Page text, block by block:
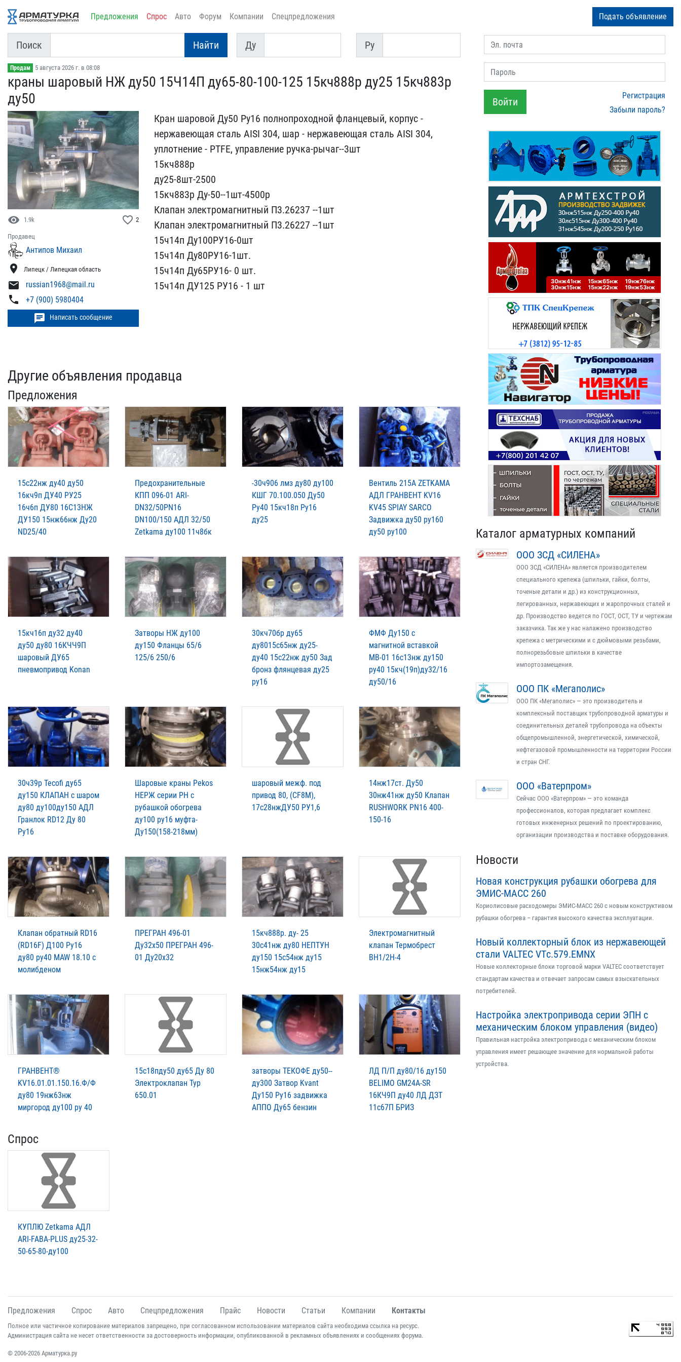
Предложения Спрос Авто Форум Компании Спецпредложения Подать объявление
Поиск Найти
Ду
Ду
Py
Py
Продам 5 августа 2026 г. в 08:08
краны шаровый НЖ ду50 15​Ч14П ду65-80-100-125 1​5кч888р ду25 15кч883р ​
ду50
visibility 1.9k favorite_border 2
Продавец
Антипов Михаил
location_on Липецк / Липецкая область
mail russian1968@mail.ru
phone +7 (900) 5980404
chat Написать сообщение
Кран шаровой Ду50 Ру16 ​полнопроходной фланцевый​, корпус -
нержавеющая с​таль AISI 304, шар - нер​жавеющая сталь AISI 304,​
уплотнение - PTFE, упра​вление ручка-рычаг--3шт
​15кч888р
ду25-8шт-2500
​15кч883р Ду-50--1шт-450​0р
Клапан электромагнитн​ый П3.26237 --1шт
Клапан​ электромагнитный П3.262​27 --1шт
15ч14п Ду100РУ1​6-0шт
15ч14п Ду80РУ16-1ш​т.
15ч14п Ду65РУ16- 0 шт​.
15ч14п ДУ125 РУ16 - 1 ​шт
Другие объявления продавца
Предложения
15с22нж ду40 ду50
16кч9п ДУ40 РУ25
16ч6п ДУ80 16С13НЖ
ДУ150 15нж66нж Ду20
ND25/40
Предохранительные
КПП 096-01 ARI-
DN32/50PN16
DN100/150 АДЛ 32/50
Zetkama ду100 11ч8бк
-30ч906 лмз ду80 ду100
КШГ 70.100.050 Ду50
Ру40 15кч18п Ру16
ду25
Вентиль 215А ZETKAMA
АДЛ ГРАНВЕНТ KV16
KV45 SPIAY SARCO
Задвижка ду50 ру160
ду50 ру100
15кч16п ду32 ду40
ду50 ду80 16КЧЧ9П
шаровый ДУ65
пневмопривод Konan
Затворы НЖ ду100
ду150 Фланцы 65/6
125/6 250/6
30кч70бр ду65
ду8015с65нж ду25-
ду40 15с22нж ду50 Зад
бронз флянцевая ду25
ру16
ФМФ Ду150 с
магнитной вставкой
MB-01 16с13нж ду150
ру40 15кч(19п)ду32/16
ду50/16
30ч39р Tecofi ду65
ду150 КЛАПАН с шаром
ду80 ду100ду150 АДЛ
Гранлок RD12 Ду 80
Ру16
Шаровые краны Pekos
НЕРЖ серии PH с
рубашкой обогрева
ду100 ру16 муфта-
Ду150(158-218мм)
шаровый межф. под
привод 80, (CF8М),
17с28нжДУ50 РУ1,6
14нж17ст. Ду50
30нж41нж ду50 Клапан
RUSHWORK PN16 400-
150-16
Клапан обратный RD16
(RD16F) Д100 Ру16
ду80 ру40 MAW 18.10 с
молибденом
ПРЕГРАН 496-01
Ду32х50 ПРЕГРАН 496-
01 Ду20х32
15кч888р. ду- 25
30с41нж ду80 НЕПТУН
ду150 15с54нж ду15
15нж54нж ду15
Электромагнитный
клапан Термобрест
ВН1/2Н-4
ГРАНВЕНТ®
KV16.01.01.150.16.Ф/Ф
ду80 19нж63нж
миргород ду100 ру 40
15с18пду50 ду65 Ду 80
Электроклапан Typ
650.01
затворы ТЕКОФЕ ду50--
ду300 Затвор Kvant
Ду150 Ру16 задвижка
АППО Ду65 бензин
ЛД П/П ду80/16 ду150
BELIMO GM24A-SR
16КЧ9П ду40 ЛД ДЗТ
11с67П БРИЗ
Спрос
КУПЛЮ Zetkama АДЛ
ARI-FABA-PLUS ду25-32-
50-65-80-ду100
Эл. почта
Пароль
Войти
Регистрация
Забыли пароль?
Каталог арматурных компаний
ООО ЗСД «СИЛЕНА»
ООО ЗСД «СИЛЕНА» является производителем
специального крепежа (шпильки, гайки, болты,
точеные детали и др.) из конструкционных,
легированных, нержавеющих и жаропрочных сталей и
др. Производство ведется по ГОСТ, ОСТ, ТУ и чертежам
заказчика. Так же у нас налажено производство
крепежа с метрическими и с дюймовыми резьбами,
полнорезьбовые шпильки в качестве
импортозамещения.
ООО ПК «Мегаполис»
ООО ПК «Мегаполис» — это производитель и
комплексный поставщик трубопроводной арматуры и
соединительных деталей трубопровода на объекты
общепромышленной, энергетической, химической,
нефтегазовой промышленности на территории России
и стран СНГ.
ООО «Ватерпром»
Сейчас ООО «Ватерпром» — это команда
профессионалов, которая предлагает комплекс
готовых инженерных решений по проектированию,
организации производства и поставке оборудования.
Новости
Новая конструкция рубашки обогрева для
ЭМИС-МАСС 260
Кориолисовые расходомеры ЭМИС-МАСС 260 с новым конструктивом
рубашки обогрева – гарантия высокого качества эксплуатации.
Новый коллекторный блок из нержавеющей
стали VALTEC VTс.579.EMNX
Новые коллекторные блоки торговой марки VALTEC соответствует
стандартам качества и отвечает запросам самых взыскательных
потребителей.
Настройка электропривода серии ЭПН с
механическим блоком управления (видео)
Правильная настройка электропривода с механическим блоком
управления имеет решающее значение для нормальной работы
устройства.
Предложения Спрос Авто Спецпредложения Прайс Новости Статьи Компании Контакты
Полное или частичное копирование материалов запрещено, при согласованном использовании материалов сайта необходима ссылка на ресурс.
Администрация сайта не несет ответственности за достоверность информации, опубликованной в рекламных объявлениях и сообщениях форума.
© 2006-2026 Арматурка.ру